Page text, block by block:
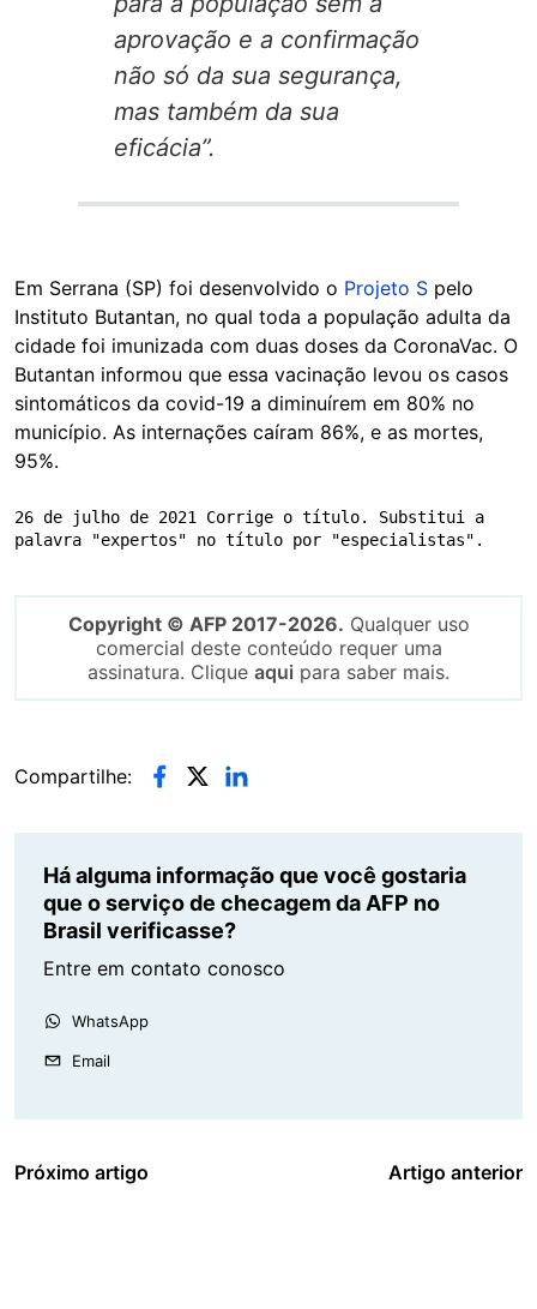
aprovação e a confirmação
não só da sua segurança,
mas também da sua
eficácia”.
Em Serrana (SP) foi desenvolvido o Projeto S pelo
Instituto Butantan, no qual toda a população adulta da
cidade foi imunizada com duas doses da CoronaVac. O
Butantan informou que essa vacinação levou os casos
sintomáticos da covid-19 a diminuírem em 80% no
município. As internações caíram 86%, e as mortes,
95%.
26 de julho de 2021 Corrige o título. Substitui a
palavra "expertos" no título por "especialistas".
Copyright © AFP 2017-2026. Qualquer uso
comercial deste conteúdo requer uma
assinatura. Clique aqui para saber mais.
Compartilhe:
Há alguma informação que você gostaria
que o serviço de checagem da AFP no
Brasil verificasse?
Entre em contato conosco
WhatsApp
Email
Próximo artigo Artigo anterior